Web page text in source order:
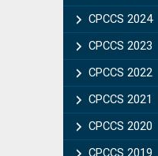
CPCCS 2024
CPCCS 2023
CPCCS 2022
CPCCS 2021
CPCCS 2020
CPCCS 2019 .